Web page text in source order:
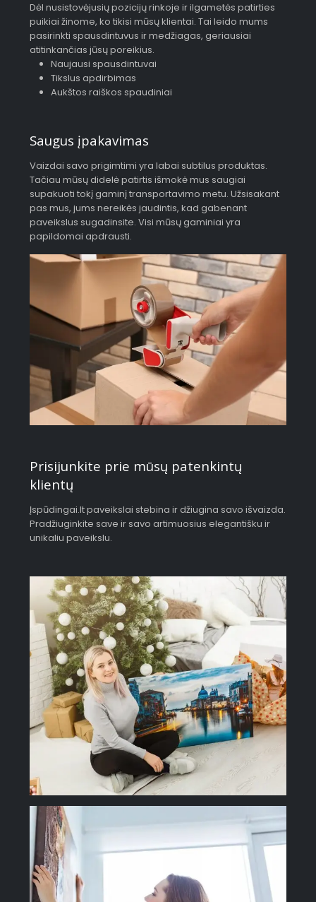
Dėl nusistovėjusių pozicijų rinkoje ir ilgametės patirties
puikiai žinome, ko tikisi mūsų klientai. Tai leido mums
pasirinkti spausdintuvus ir medžiagas, geriausiai
atitinkančias jūsų poreikius.
Naujausi spausdintuvai
Tikslus apdirbimas
Aukštos raiškos spaudiniai
Saugus įpakavimas
Vaizdai savo prigimtimi yra labai subtilus produktas.
Tačiau mūsų didelė patirtis išmokė mus saugiai
supakuoti tokį gaminį transportavimo metu. Užsisakant
pas mus, jums nereikės jaudintis, kad gabenant
paveikslus sugadinsite. Visi mūsų gaminiai yra
papildomai apdrausti.
Prisijunkite prie mūsų patenkintų
klientų
Įspūdingai.lt paveikslai stebina ir džiugina savo išvaizda.
Pradžiuginkite save ir savo artimuosius elegantišku ir
unikaliu paveikslu.